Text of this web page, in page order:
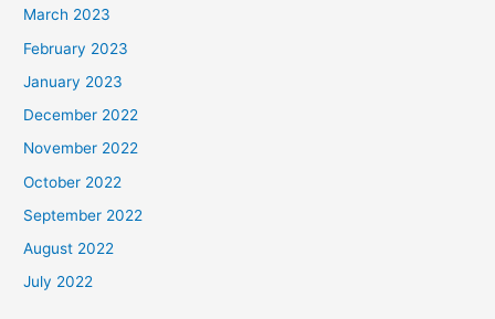
March 2023
February 2023
January 2023
December 2022
November 2022
October 2022
September 2022
August 2022
July 2022